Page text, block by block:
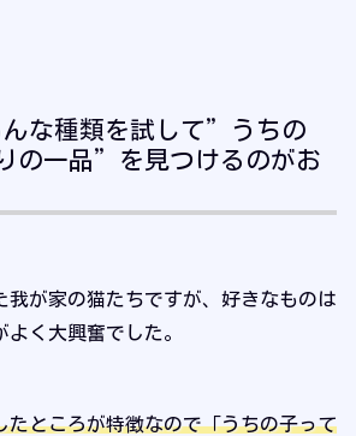
んな種類を試して”うちの
の一品”を見つけるのがお
我が家の猫たちですが、好きなものは
く大興奮でした。
たところが特徴なので「うちの子って